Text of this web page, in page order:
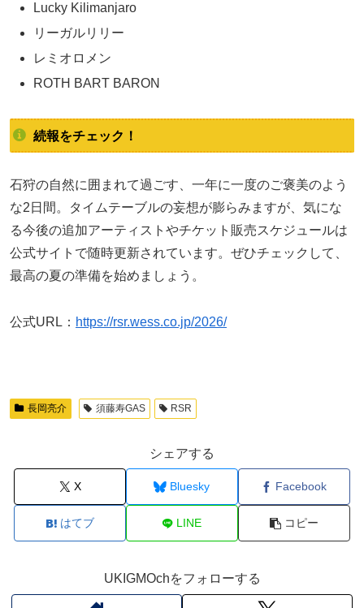
Lucky Kilimanjaro
リーガルリリー
レミオロメン
ROTH BART BARON
続報をチェック！
石狩の自然に囲まれて過ごす、一年に一度のご褒美のよう
な2日間。タイムテーブルの妄想が膨らみますが、気にな
る今後の追加アーティストやチケット販売スケジュールは
公式サイトで随時更新されています。ぜひチェックして、
最高の夏の準備を始めましょう。
公式URL： https://rsr.wess.co.jp/2026/
長岡亮介 須藤寿GAS RSR
シェアする
X Bluesky Facebook
はてブ LINE コピー
UKIGMOchをフォローする